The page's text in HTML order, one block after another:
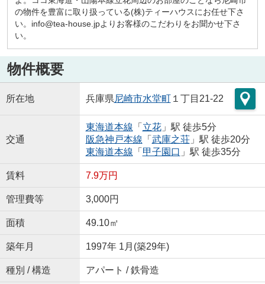
の物件を豊富に取り扱っている(株)ティーハウスにお任せ下さ
い。info@tea-house.jpよりお客様のこだわりをお聞かせ下さ
い。
物件概要
所在地 兵庫県尼崎市水堂町１丁目21-22
交通
東海道本線 「 立花」駅 徒歩5分
阪急神戸本線 「 武庫之荘」駅 徒歩20分
東海道本線 「 甲子園口 」駅 徒歩35分
賃料 7.9万円
管理費等 3,000円
面積 49.10㎡
築年月 1997年 1月(築29年)
種別 / 構造 アパート / 鉄骨造